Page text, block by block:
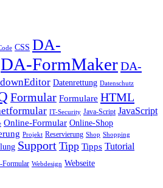
CSS DA-
DA-FormMakerDA-
Datenrettung Datenschutz
Formular Formulare HTML
IT-Security Java-Script JavaScript
Online-Formular Online-Shop
Projekt Reservierung Shop Shopping
Support Tipp Tipps Tutorial
Formular Webdesign Webseite